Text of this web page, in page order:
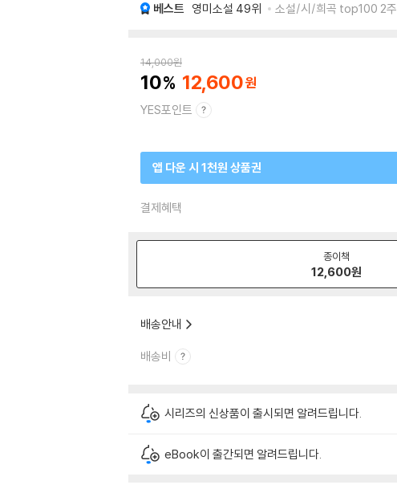
베스트 영미소설 49위 소설/시/희곡 top100 2주
14,000원
10 12,600
YES포인트
앱 다운 시 1천원 상품권
결제혜택
종이책
12,600원
배송안내
배송비
시리즈의 신상품이 출시되면 알려드립니다.
eBook이 출간되면 알려드립니다.